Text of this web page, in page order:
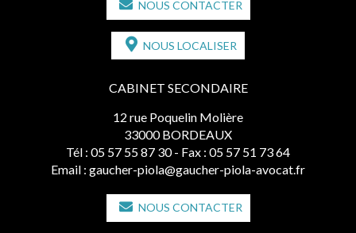
NOUS CONTACTER
NOUS LOCALISER
CABINET SECONDAIRE
12 rue Poquelin Molière
33000 BORDEAUX
Tél : 05 57 55 87 30 - Fax : 05 57 51 73 64
Email : gaucher-piola@gaucher-piola-avocat.fr
NOUS CONTACTER